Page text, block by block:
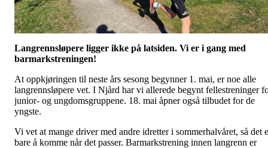
Langrennsløpere ligger ikke på latsiden. Vi er i gang med
barmarkstreningen!
At oppkjøringen til neste års sesong begynner 1. mai, er noe alle
langrennsløpere vet. I Njård har vi allerede begynt fellestreninger
junior- og ungdomsgruppene. 18. mai åpner også tilbudet for de
yngste.
Vi vet at mange driver med andre idretter i sommerhalvåret, så det
bare å komme når det passer. Barmarkstrening innen langrenn er